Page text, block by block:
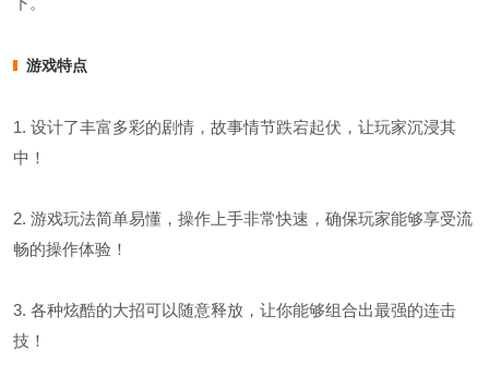
游戏特点
1. 设计了丰富多彩的剧情，故事情节跌宕起伏，让玩家沉浸其
中！
2. 游戏玩法简单易懂，操作上手非常快速，确保玩家能够享受流
畅的操作体验！
3. 各种炫酷的大招可以随意释放，让你能够组合出最强的连击
技！